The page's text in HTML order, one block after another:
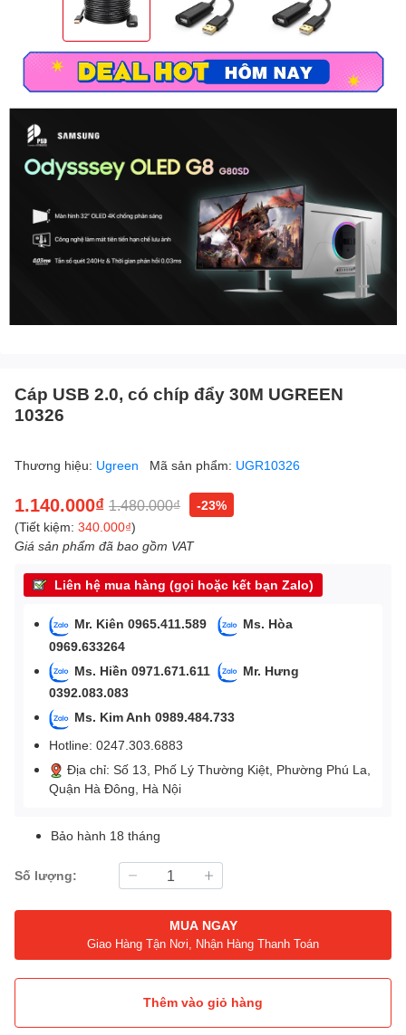
Cáp USB 2.0, có chíp đẩy 30M UGREEN
10326
Thương hiệu: Ugreen Mã sản phẩm: UGR10326
1.140.000₫ 1.480.000₫
-23%
(Tiết kiệm: 340.000₫)
Giá sản phẩm đã bao gồm VAT
Liên hệ mua hàng (gọi hoặc kết bạn Zalo)
Mr. Kiên 0965.411.589
Ms. Hòa
0969.633264
Ms. Hiền 0971.671.611
Mr. Hưng
0392.083.083
Ms. Kim Anh 0989.484.733
Hotline: 0247.303.6883
Địa chỉ: Số 13, Phố Lý Thường Kiệt, Phường Phú La,
Quận Hà Đông, Hà Nội
Bảo hành 18 tháng
Số lượng:
MUA NGAY
Giao Hàng Tận Nơi, Nhận Hàng Thanh Toán
Thêm vào giỏ hàng